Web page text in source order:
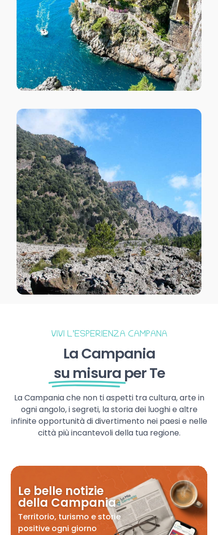
VIVI L’ESPERIENZA CAMPANA
La Campania
su misura per Te
La Campania che non ti aspetti tra cultura, arte in
ogni angolo, i segreti, la storia dei luoghi e altre
infinite opportunità di divertimento nei paesi e nelle
città più incantevoli della tua regione.
Le belle notizie
della Campania
Territorio, turismo e storie
positive ogni giorno